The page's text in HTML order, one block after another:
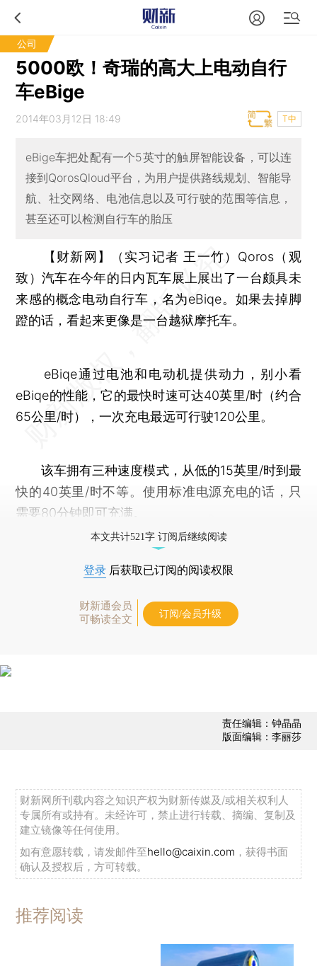
公司
5000欧！奇瑞的高大上电动自行
车eBige
2014年03月12日 18:49 T中
eBige车把处配有一个5英寸的触屏智能设备，可以连
接到QorosQloud平台，为用户提供路线规划、智能导
航、社交网络、电池信息以及可行驶的范围等信息，
甚至还可以检测自行车的胎压
【财新网】（实习记者 王一竹） Qoros（观
致）汽车在今年的日内瓦车展上展出了一台颇具未
来感的概念电动自行车，名为eBiqe。如果去掉脚
蹬的话，看起来更像是一台越狱摩托车。
eBiqe通过电池和电动机提供动力，别小看
eBiqe的性能，它的最快时速可达40英里/时（约合
65公里/时），一次充电最远可行驶120公里。
该车拥有三种速度模式，从低的15英里/时到最
快的40英里/时不等。使用标准电源充电的话，只
需要80分钟即可充满。
本文共计521字 订阅后继续阅读
登录 后获取已订阅的阅读权限
财新通会员
可畅读全文
订阅/会员升级
责任编辑：钟晶晶
版面编辑：李丽莎
财新网所刊载内容之知识产权为财新传媒及/或相关权利人
专属所有或持有。未经许可，禁止进行转载、摘编、复制及
建立镜像等任何使用。
如有意愿转载，请发邮件至hello@caixin.com ，获得书面
确认及授权后，方可转载。
推荐阅读